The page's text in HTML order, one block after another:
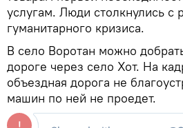
услугам. Люди столкнулись с
гуманитарного кризиса.
В село Воротан можно
дороге через село Хот. На
объездная дорога не
машин по ней не проедет.